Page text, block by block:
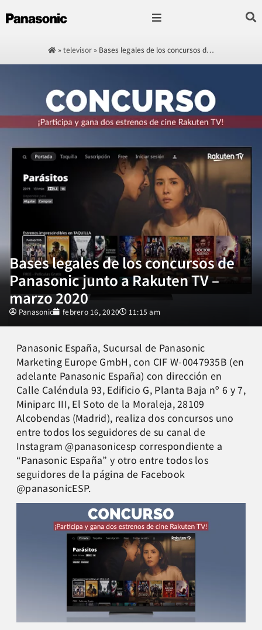
»televisor » Bases legales de los concursos d…
Bases legales de los concursos de
Panasonic junto a Rakuten TV –
marzo 2020
Panasonic febrero 16, 2020 11:15 am
Panasonic España, Sucursal de Panasonic
Marketing Europe GmbH, con CIF W-0047935B (en
adelante Panasonic España) con dirección en
Calle Caléndula 93, Edificio G, Planta Baja nº 6 y 7,
Miniparc III, El Soto de la Moraleja, 28109
Alcobendas (Madrid), realiza dos concursos uno
entre todos los seguidores de su canal de
Instagram @panasonicesp correspondiente a
“Panasonic España” y otro entre todos los
seguidores de la página de Facebook
@panasonicESP.